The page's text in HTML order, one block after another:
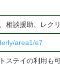
相談援助、レク
area1/e7
ステイの利用も可